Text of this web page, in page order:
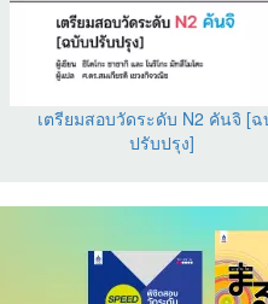
เตรียมสอบวัดระดับ N2 คันจิ [ฉ
ปรับปรุง]